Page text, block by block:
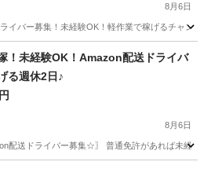
8月6日
ライバー募集！未経験OK！軽作業で稼げるチャ
Amazon
！未経験OK！Amazon配送ドライバ
る週休2日♪
8月6日
配送ドライバー募集☆〗 普通免許があれば未経